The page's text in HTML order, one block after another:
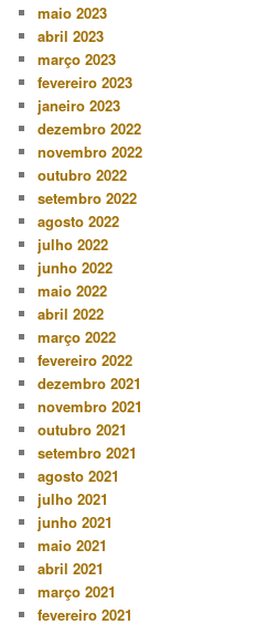
maio 2023
abril 2023
março 2023
fevereiro 2023
janeiro 2023
dezembro 2022
novembro 2022
outubro 2022
setembro 2022
agosto 2022
julho 2022
junho 2022
maio 2022
abril 2022
março 2022
fevereiro 2022
dezembro 2021
novembro 2021
outubro 2021
setembro 2021
agosto 2021
julho 2021
junho 2021
maio 2021
abril 2021
março 2021
fevereiro 2021